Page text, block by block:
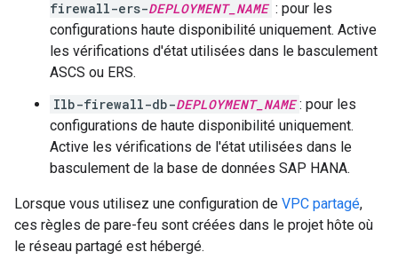
firewall-ers-DEPLOYMENT_NAME : pour les
configurations haute disponibilité uniquement. Active
les vérifications d'état utilisées dans le basculement
ASCS ou ERS.
Ilb-firewall-db-DEPLOYMENT_NAME : pour les
configurations de haute disponibilité uniquement.
Active les vérifications de l'état utilisées dans le
basculement de la base de données SAP HANA.
Lorsque vous utilisez une configuration de VPC partagé,
ces règles de pare-feu sont créées dans le projet hôte où
le réseau partagé est hébergé.